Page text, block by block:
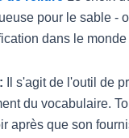
pour le sable
dans le
Il s'agit de l'outil de
du vocabulaire.
après que son